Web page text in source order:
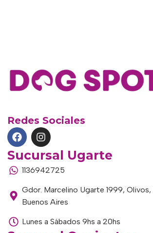
Redes Sociales
Sucursal Ugarte
1136942725
Gdor. Marcelino Ugarte 1999,
Buenos Aires
Lunes a Sábados 9hs a 20hs